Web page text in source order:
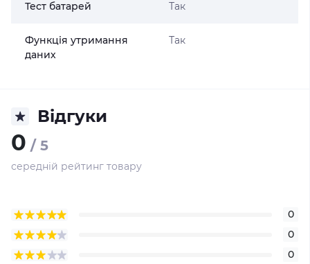
Тест батарей Так
Функція утримання
даних
Так
Відгуки
0 / 5
середній рейтинг товару
0
0
0